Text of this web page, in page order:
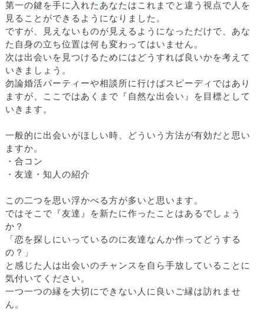
第一の鍵を手に入れたあなたはこれまでと違う視点で人を
見ることができるようになりました。
ですが、見えないものが見えるようになっただけで、あな
た自身の立ち位置は何も変わってはいません。
次は出会いを見つけるためにはどうすれば良いかを考えて
いきましょう。
勿論婚活パーティーや相談所に行けばスピーディではあり
ますが、ここではあくまで『自然な出会い』を目標として
いきます。
一般的に出会いがほしい時、どういう方法が有効だと思い
ますか。
・合コン
・友達・知人の紹介
この二つを思い浮かべる方が多いと思います。
ではそこで『友達』を新たに作ったことはあるでしょう
か？
「恋を探しにいっているのに友達なんか作ってどうする
の？」
と感じた人は出会いのチャンスを自ら手放していることに
気付いてください。
一つ一つの縁を大切にできない人に良いご縁は訪れませ
ん。